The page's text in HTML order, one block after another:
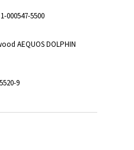
000547-5500
AEQUOS DOLPHIN
9